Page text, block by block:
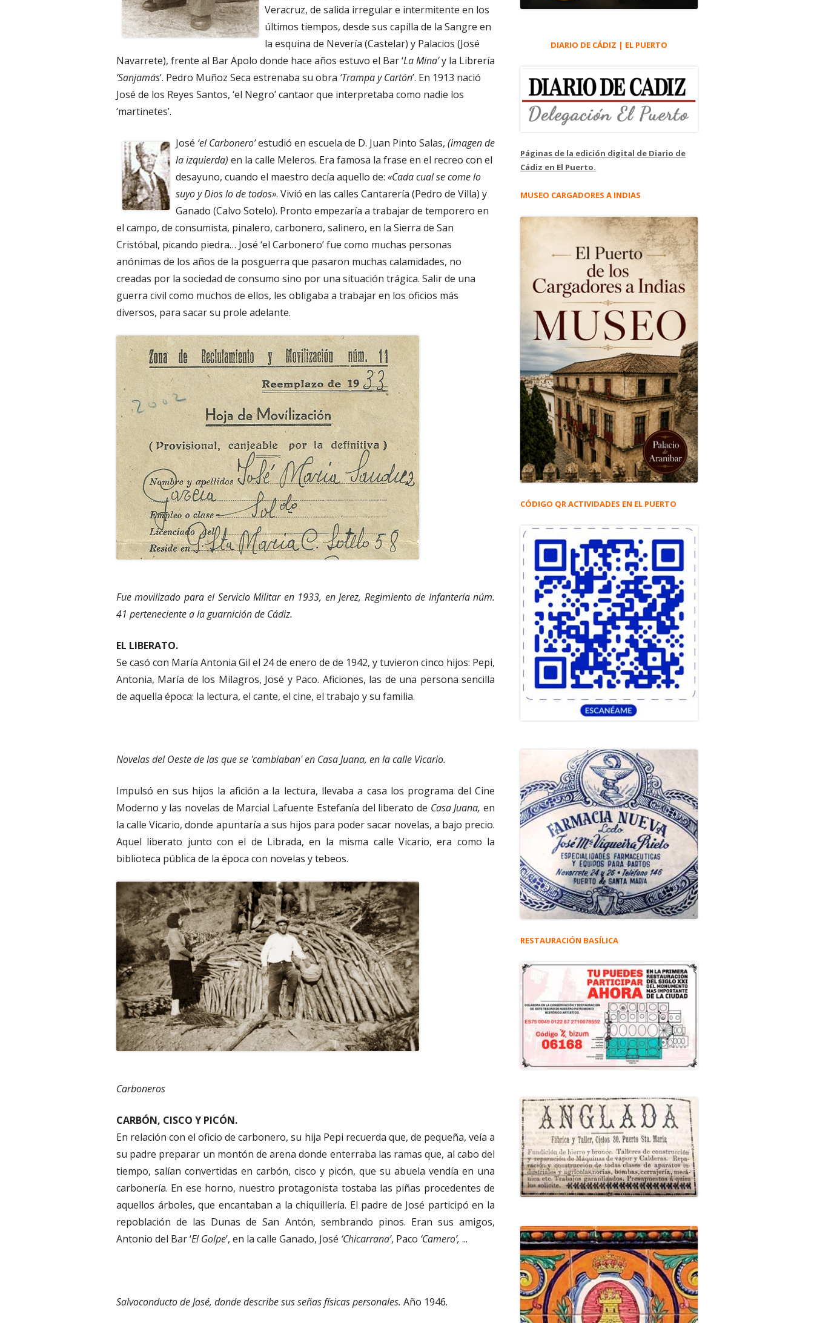
Veracruz, de salida irregular e intermitente en los
últimos tiempos, desde sus capilla de la Sangre en
la esquina de Nevería (Castelar) y Palacios (José
Navarrete), frente al Bar Apolo donde hace años estuvo el Bar ‘La Mina’y la Librería
‘Sanjamás’. Pedro Muñoz Seca estrenaba su obra ‘Trampa y Cartón’. En 1913 nació
José de los Reyes Santos, ‘el Negro’ cantaor que interpretaba como nadie los
‘martinetes’.
José ‘el Carbonero’estudió en escuela de D. Juan Pinto Salas, (imagen de
la izquierda) en la calle Meleros. Era famosa la frase en el recreo con el
desayuno, cuando el maestro decía aquello de: «Cada cual se come lo
suyo y Dios lo de todos». Vivió en las calles Cantarería (Pedro de Villa) y
Ganado (Calvo Sotelo). Pronto empezaría a trabajar de temporero en
el campo, de consumista, pinalero, carbonero, salinero, en la Sierra de San
Cristóbal, picando piedra… José ‘el Carbonero’ fue como muchas personas
anónimas de los años de la posguerra que pasaron muchas calamidades, no
creadas por la sociedad de consumo sino por una situación trágica. Salir de una
guerra civil como muchos de ellos, les obligaba a trabajar en los oficios más
diversos, para sacar su prole adelante.
Fue movilizado para el Servicio Militar en 1933, en Jerez, Regimiento de Infantería núm.
41 perteneciente a la guarnición de Cádiz.
EL LIBERATO.
Se casó con María Antonia Gil el 24 de enero de de 1942, y tuvieron cinco hijos: Pepi,
Antonia, María de los Milagros, José y Paco. Aficiones, las de una persona sencilla
de aquella época: la lectura, el cante, el cine, el trabajo y su familia.
Novelas del Oeste de las que se 'cambiaban' en Casa Juana, en la calle Vicario.
Impulsó en sus hijos la afición a la lectura, llevaba a casa los programa del Cine
Moderno y las novelas de Marcial Lafuente Estefanía del liberato de Casa Juana, en
la calle Vicario, donde apuntaría a sus hijos para poder sacar novelas, a bajo precio.
Aquel liberato junto con el de Librada, en la misma calle Vicario, era como la
biblioteca pública de la época con novelas y tebeos.
Carboneros
CARBÓN, CISCO Y PICÓN.
En relación con el oficio de carbonero, su hija Pepi recuerda que, de pequeña, veía a
su padre preparar un montón de arena donde enterraba las ramas que, al cabo del
tiempo, salían convertidas en carbón, cisco y picón, que su abuela vendía en una
carbonería. En ese horno, nuestro protagonista tostaba las piñas procedentes de
aquellos árboles, que encantaban a la chiquillería. El padre de José participó en la
repoblación de las Dunas de San Antón, sembrando pinos. Eran sus amigos,
Antonio del Bar ‘El Golpe’, en la calle Ganado, José ‘Chicarrana’, Paco ‘Camero’, ...
Salvoconducto de José, donde describe sus señas físicas personales. Año 1946.
DIARIO DE CÁDIZ | EL PUERTO
Páginas de la edición digital de Diario de
Cádiz en El Puerto.
MUSEO CARGADORES A INDIAS
CÓDIGO QR ACTIVIDADES EN EL PUERTO
RESTAURACIÓN BASÍLICA